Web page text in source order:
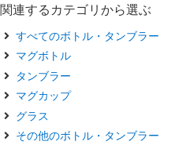
関連するカテゴリから選ぶ
すべてのボトル・タンブラー
マグボトル
タンブラー
マグカップ
グラス
その他のボトル・タンブラー